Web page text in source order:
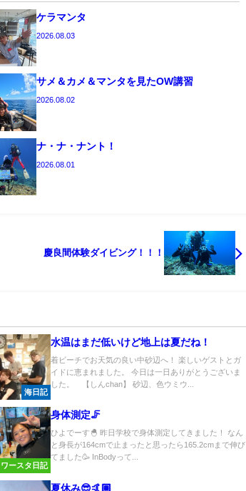
ケラマンタ
2026.08.03
サメ＆カメ＆マンタを見たOW講習
2026.08.02
ナ・ナ・ナント！
2026.08.01
慶良間体験ダイビング！！！
海日記
水温はまだ低いけど地上は夏だね！
着ビーチでお天気の良い中砂辺へ！ 楽しいゲストとガ
イドに恵まれました。 今日は一日ありがとうございま
した。 【しんchan】 砂辺、色ウミウ...
ワースタ日記
身体測定🦵
ひよでーす🐣 昨日学校で身体測定してきました！ なん
と身長が164cmで止まったと思ったら165.2cmまで伸び
てました🥳 InBodyって...
夏休み😎🤙🏽